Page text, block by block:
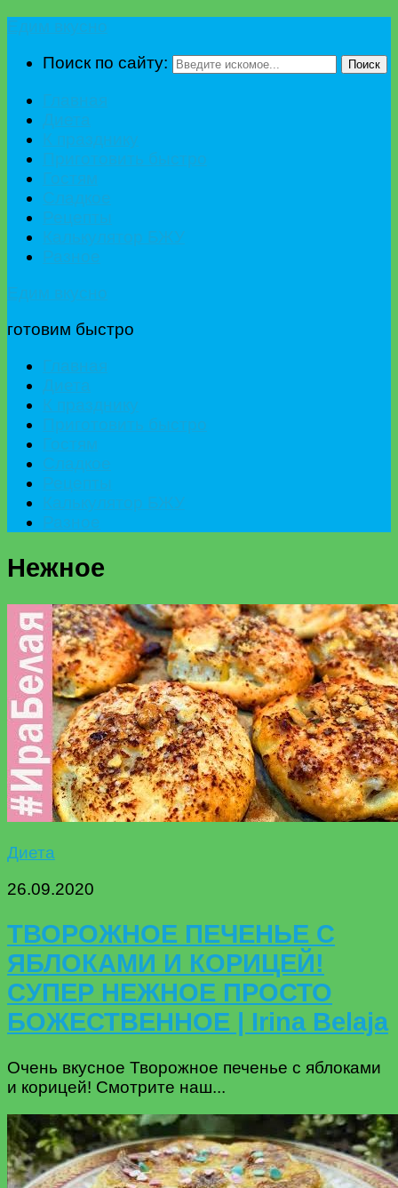
Поиск по сайту:
Поиск
готовим быстро
Нежное
Диета
26.09.2020
ТВОРОЖНОЕ ПЕЧЕНЬЕ С
ЯБЛОКАМИ И КОРИЦЕЙ!
СУПЕР НЕЖНОЕ ПРОСТО
БОЖЕСТВЕННОЕ | Irina Belaja
Очень вкусное Творожное печенье с яблоками
и корицей! Смотрите наш...